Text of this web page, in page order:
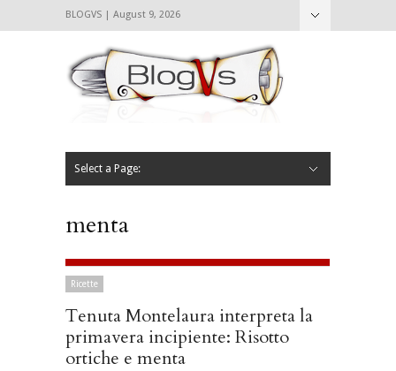
BLOGVS | August 9, 2026
Select a Page:
menta
Ricette
Tenuta Montelaura interpreta la
primavera incipiente: Risotto
ortiche e menta